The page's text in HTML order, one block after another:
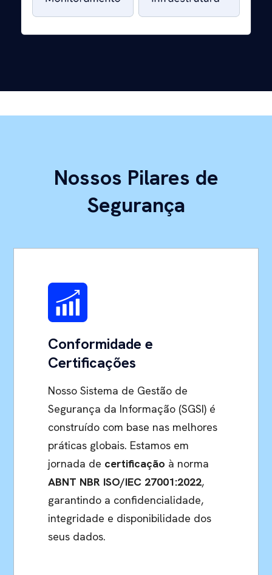
Nossos Pilares de
Segurança
Conformidade e
Certificações
Nosso Sistema de Gestão de
Segurança da Informação (SGSI) é
construído com base nas melhores
práticas globais. Estamos em
jornada de certificação à norma
ABNT NBR ISO/IEC 27001:2022,
garantindo a confidencialidade,
integridade e disponibilidade dos
seus dados.